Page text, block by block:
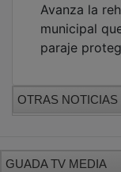
Avanza la
municipal
paraje
OTRAS NOTICIAS
GUADA TV MEDIA